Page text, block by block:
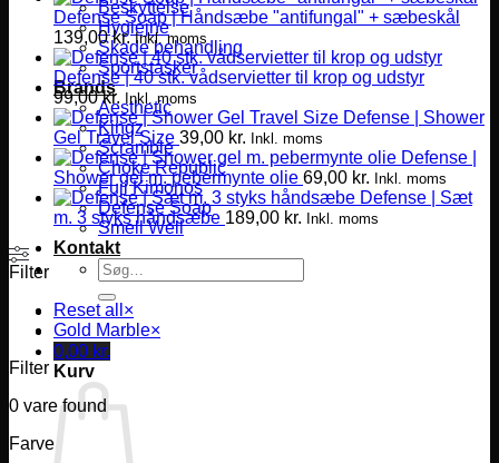
Beskyttelse
Hygiejne
Skade behandling
Sportstasker
Brands
Aesthetic
Kingz
Scramble
Choke Republic
Fuji Kimonos
Defense Soap
Smell Well
Kontakt
Søg
efter:
0,00 kr.
Kurv
Defense Soap | Håndsæbe "antifungal" + sæbeskål
139,00kr. Inkl. moms
Defense | 40 stk. vådservietter til krop og udstyr
99,00kr. Inkl. moms
Defense | Shower
Gel Travel Size 39,00 kr. Inkl. moms
Defense |
Shower gel m. pebermynte olie 69,00 kr. Inkl. moms
Defense | Sæt
m. 3 styks håndsæbe 189,00 kr. Inkl. moms
Filter
Reset all ×
Gold Marble×
Filter
0 vare found
Farve